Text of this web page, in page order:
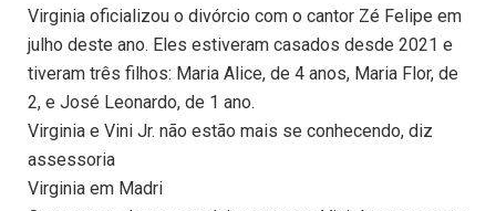
Virginia oficializou o divórcio com o cantor Zé Felipe em
julho deste ano. Eles estiveram casados desde 2021 e
tiveram três filhos: Maria Alice, de 4 anos, Maria Flor, de
2, e José Leonardo, de 1 ano.
Virginia e Vini Jr. não estão mais se conhecendo, diz
assessoria
Virginia em Madri